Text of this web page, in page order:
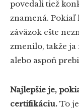
povedali tiež
znamená. Pokiaľ
záväzok ešte
zmenilo, takže
alebo aspoň
Najlepšie je,
certifikáciu. To